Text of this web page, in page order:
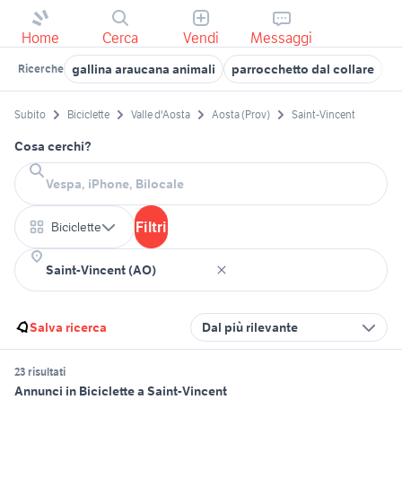
Home Cerca Vendi Messaggi
Ricerche gallina araucana animali parrocchetto dal collare
Subito Biciclette Valle d'Aosta Aosta (Prov) Saint-Vincent
Cosa cerchi?
Biciclette Filtri
Salva ricerca Dal più rilevante
23 risultati
Annunci in Biciclette a Saint-Vincent